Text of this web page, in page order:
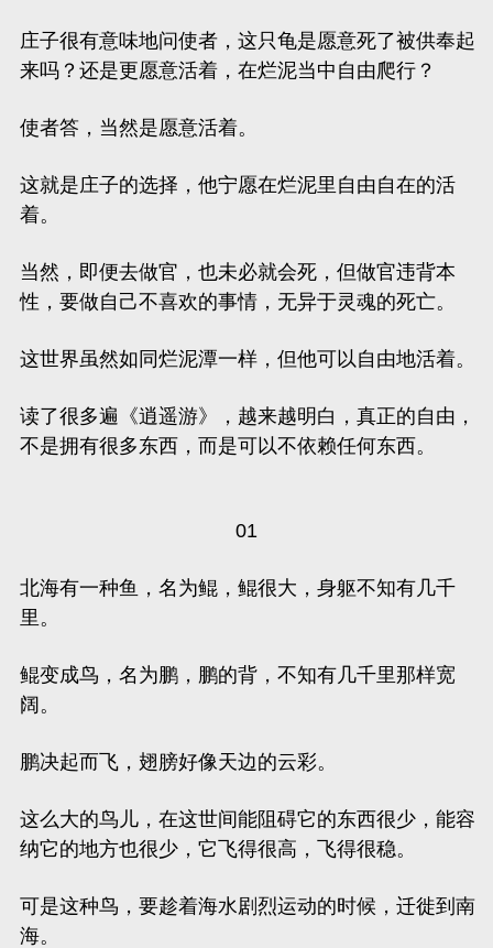
庄子很有意味地问使者，这只龟是愿意死了被供奉起
来吗？还是更愿意活着，在烂泥当中自由爬行？
使者答，当然是愿意活着。
这就是庄子的选择，他宁愿在烂泥里自由自在的活
着。
当然，即便去做官，也未必就会死，但做官违背本
性，要做自己不喜欢的事情，无异于灵魂的死亡。
这世界虽然如同烂泥潭一样，但他可以自由地活着。
读了很多遍 《逍遥游》 ，越来越明白， 真正的自由，
不是拥有很多东西，而是可以不依赖任何东西。
01
北海有一种鱼，名为鲲，鲲很大，身躯不知有几千
里。
鲲变成鸟，名为鹏，鹏的背，不知有几千里那样宽
阔。
鹏决起而飞，翅膀好像天边的云彩。
这么大的鸟儿，在这世间能阻碍它的东西很少，能容
纳它的地方也很少，它飞得很高，飞得很稳。
可是这种鸟，要趁着海水剧烈运动的时候，迁徙到南
海。